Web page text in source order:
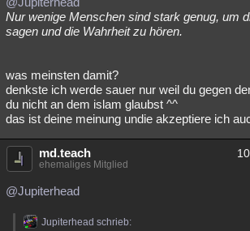
Nur wenige Menschen sind stark genug, um
sagen und die Wahrheit zu hören.
was meinsten damit?
denkste ich werde sauer nur weil du gegen
du nicht an dem islam glaubst ^^
das ist deine meinung undie akzeptiere ich
md.teach
ehemaliges Mitglied
@Jupiterhead
Jupiterhead schrieb: